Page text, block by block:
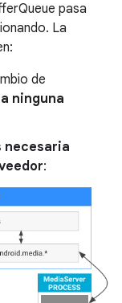
pasa
La
de
ninguna
necesaria
: